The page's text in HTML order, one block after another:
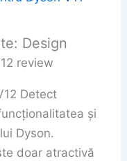
Design
Detect
și
Dyson.
doar atractivă